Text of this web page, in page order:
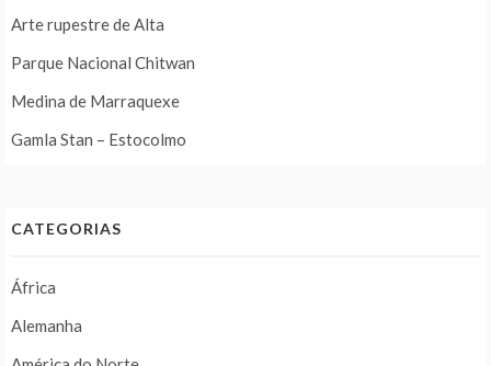
Arte rupestre de Alta
Parque Nacional Chitwan
Medina de Marraquexe
Gamla Stan – Estocolmo
CATEGORIAS
África
Alemanha